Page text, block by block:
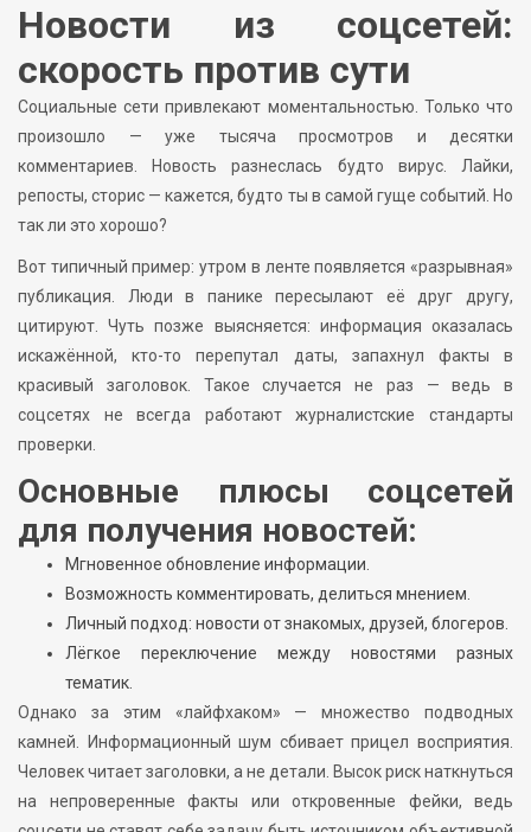
Новости из соцсетей:
скорость против сути
Социальные сети привлекают моментальностью. Только что
произошло — уже тысяча просмотров и десятки
комментариев. Новость разнеслась будто вирус. Лайки,
репосты, сторис — кажется, будто ты в самой гуще событий. Но
так ли это хорошо?
Вот типичный пример: утром в ленте появляется «разрывная»
публикация. Люди в панике пересылают её друг другу,
цитируют. Чуть позже выясняется: информация оказалась
искажённой, кто-то перепутал даты, запахнул факты в
красивый заголовок. Такое случается не раз — ведь в
соцсетях не всегда работают журналистские стандарты
проверки.
Основные плюсы соцсетей
для получения новостей:
Мгновенное обновление информации.
Возможность комментировать, делиться мнением.
Личный подход: новости от знакомых, друзей, блогеров.
Лёгкое переключение между новостями разных
тематик.
Однако за этим «лайфхаком» — множество подводных
камней. Информационный шум сбивает прицел восприятия.
Человек читает заголовки, а не детали. Высок риск наткнуться
на непроверенные факты или откровенные фейки, ведь